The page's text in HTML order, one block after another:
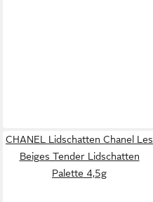
CHANEL Lidschatten Chanel Les
Beiges Tender Lidschatten
Palette 4,5g